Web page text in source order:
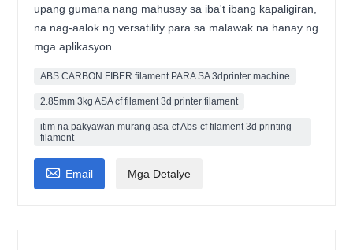
upang gumana nang mahusay sa iba't ibang kapaligiran,
na nag-aalok ng versatility para sa malawak na hanay ng
mga aplikasyon.
ABS CARBON FIBER filament PARA SA 3dprinter machine
2.85mm 3kg ASA cf filament 3d printer filament
itim na pakyawan murang asa-cf Abs-cf filament 3d printing
filament
 Email Mga Detalye